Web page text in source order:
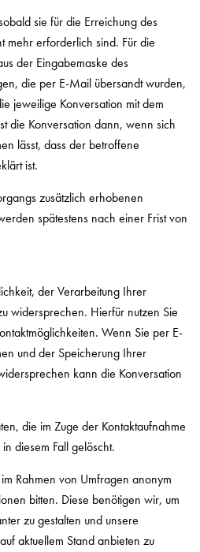
sie für die Erreichung des
mehr erforderlich sind. Für die
der Eingabemaske des
die per E-Mail übersandt wurden,
jeweilige Konversation mit dem
die Konversation dann, wenn sich
lässt, dass der betroffene
ist.
zusätzlich erhobenen
spätestens nach einer Frist von
der Verarbeitung Ihrer
widersprechen. Hierfür nutzen Sie
Wenn Sie per E-
und der Speicherung Ihrer
kann die Konversation
die im Zuge der Kontaktaufnahme
diesem Fall gelöscht.
Rahmen von Umfragen anonym
bitten. Diese benötigen wir, um
zu gestalten und unsere
aktuellem Stand anbieten zu